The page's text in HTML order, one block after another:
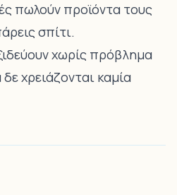
πωλούν προϊόντα τους
σπίτι.
χωρίς πρόβλημα
χρειάζονται καμία